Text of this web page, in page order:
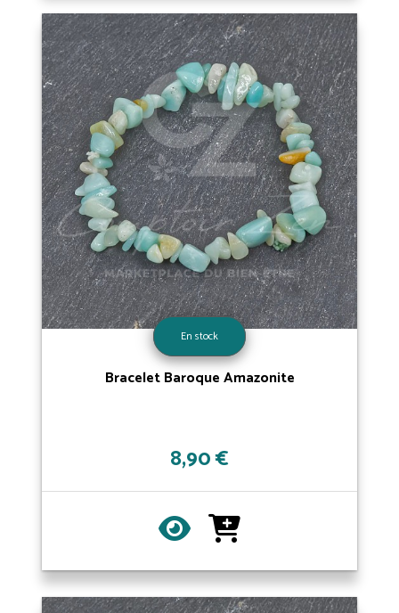
En stock
Bracelet Baroque Amazonite
8,90 €